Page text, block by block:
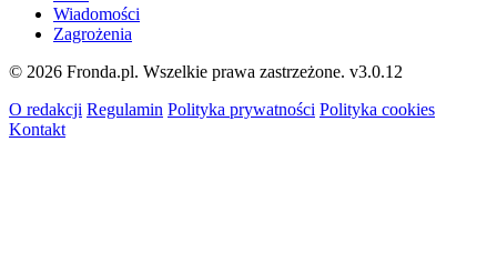
Wiadomości
Zagrożenia
© 2026 Fronda.pl. Wszelkie prawa zastrzeżone. v3.0.12
O redakcji Regulamin Polityka prywatności Polityka cookies
Kontakt